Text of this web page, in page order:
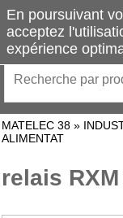
MATELEC 38 »
ALIMENTAT
relais
En poursuivant
acceptez
expérience